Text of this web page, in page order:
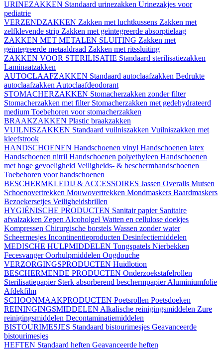
URINEZAKKEN Standaard urinezakken Urinezakjes voor
pediatrie
VERZENDZAKKEN Zakken met luchtkussens Zakken met
zelfklevende strip Zakken met geïntegreerde absorptielaag
ZAKKEN MET METALEN SLUITING Zakken met
geïntegreerde metaaldraad Zakken met ritssluiting
ZAKKEN VOOR STERILISATIE Standaard sterilisatiezakken
Laminaatzakken
AUTOCLAAFZAKKEN Standaard autoclaafzakken Bedrukte
autoclaafzakken Autoclaafdeodorant
STOMACHERZAKKEN Stomacherzakken zonder filter
Stomacherzakken met filter Stomacherzakken met gedehydrateerd
medium Toebehoren voor stomacherzakken
BRAAKZAKKEN Plastic braakzakken
VUILNISZAKKEN Standaard vuilniszakken Vuilniszakken met
kleefstrook
HANDSCHOENEN Handschoenen vinyl Handschoenen latex
Handschoenen nitril Handschoenen polyethyleen Handschoenen
met hoge gevoeligheid Veiligheids- & beschermhandschoenen
Toebehoren voor handschoenen
BESCHERMKLEDIJ & ACCESSOIRES Jassen Overalls Mutsen
Schoenovertrekken Mouwovertrekken Mondmaskers Baardmaskers
Bezoekersetjes Veiligheidsbrillen
HYGIËNISCHE PRODUCTEN Sanitair papier Sanitaire
afvalzakken Zepen Alcoholgel Watten en cellulose doekjes
Kompressen Chirurgische borstels Wassen zonder water
Scheermesjes Incontinentieproducten Desinfectiemiddelen
MEDISCHE HULPMIDDELEN Tongspatels Nierbekken
FecesvangerOorhulpmiddelen Oogdouche
VERZORGINGSPRODUCTEN Huidlotion
BESCHERMENDE PRODUCTEN Onderzoekstafelrollen
Sterilisatiepapier Sterk absorberend beschermpapierAluminiumfolie
Afdekfilm
SCHOONMAAKPRODUCTEN Poetsrollen Poetsdoeken
REININGINGSMIDDELEN Alkalische reinigingsmiddelen Zure
reinigingsmiddelen Decontaminatiemiddelen
BISTOURIMESJES Standaard bistourimesjes Geavanceerde
bistourimesjes
HEFTEN Standaard heften Geavanceerde heften